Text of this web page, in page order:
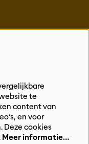
te
content van
en voor
Deze cookies
Meer informatie…